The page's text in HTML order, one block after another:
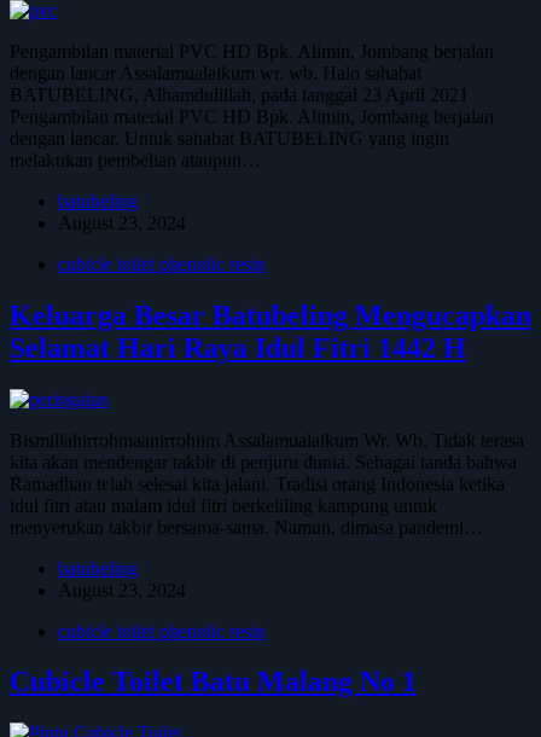
Pengambilan material PVC HD Bpk. Alimin, Jombang berjalan
dengan lancar Assalamualaikum wr. wb. Halo sahabat
BATUBELING, Alhamdulillah, pada tanggal 23 April 2021
Pengambilan material PVC HD Bpk. Alimin, Jombang berjalan
dengan lancar. Untuk sahabat BATUBELING yang ingin
melakukan pembelian ataupun…
batubeling
August 23, 2024
cubicle toilet phenolic resin
Keluarga Besar Batubeling Mengucapkan
Selamat Hari Raya Idul Fitri 1442 H
Bismillahirrohmaanirrohiim Assalamualaikum Wr. Wb. Tidak terasa
kita akan mendengar takbir di penjuru dunia. Sebagai tanda bahwa
Ramadhan telah selesai kita jalani. Tradisi orang Indonesia ketika
idul fitri atau malam idul fitri berkeliling kampung untuk
menyerukan takbir bersama-sama. Namun, dimasa pandemi…
batubeling
August 23, 2024
cubicle toilet phenolic resin
Cubicle Toilet Batu Malang No 1